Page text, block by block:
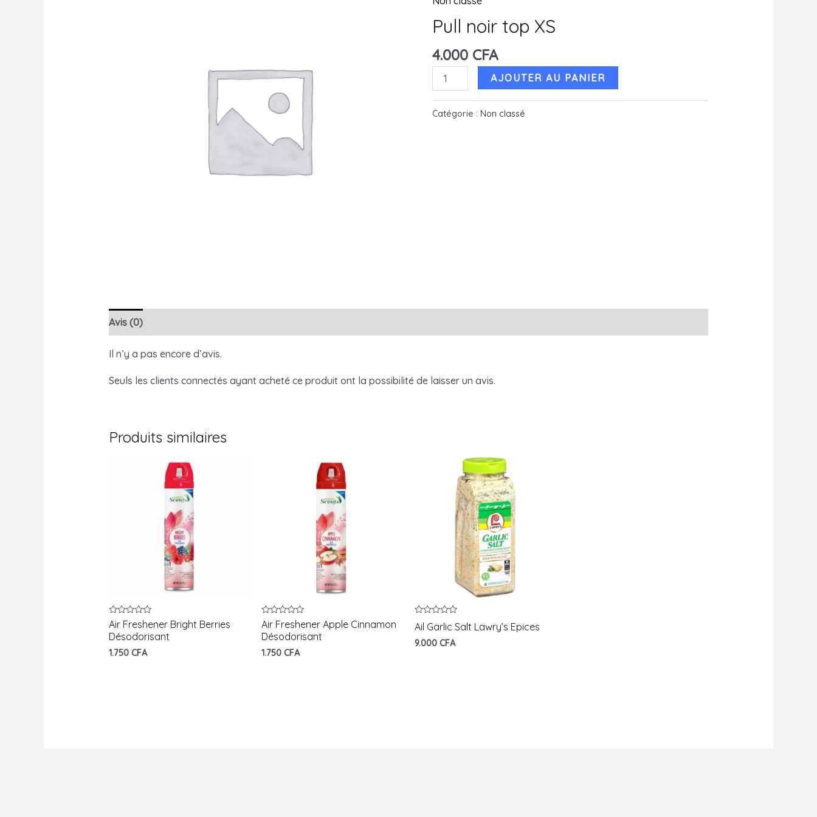
Pull noir top XS
4.000 CFA
quantité
de
Pull
AJOUTER AU PANIER
Catégorie : Non classé
Avis (0)
Il n’y a pas encore d’avis.
Seuls les clients connectés ayant acheté ce produit ont la possibilité de laisser un avis.
Produits similaires
Note
0
sur
Air Freshener Bright Berries
Désodorisant
1.750 CFA
Note
0
sur
Air Freshener Apple Cinnamon
Désodorisant
1.750CFA
Note
0
sur
5
Ail Garlic Salt Lawry’s Epices
9.000 CFA